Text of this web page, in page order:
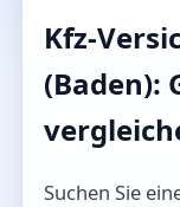
Kfz-
(Baden):
Suchen Sie